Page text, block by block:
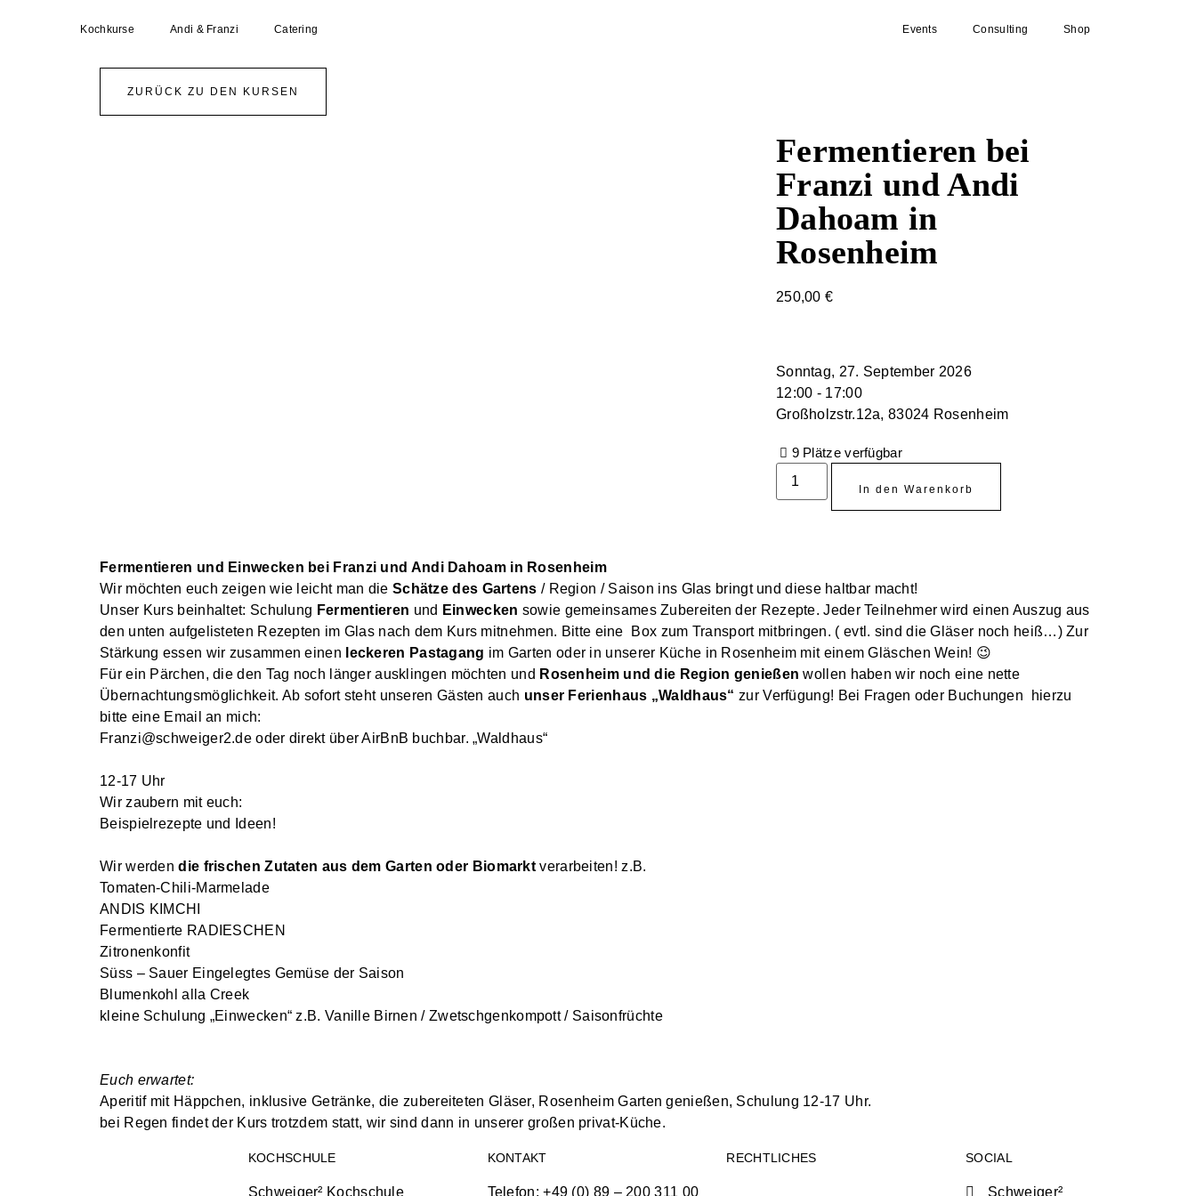
Kochkurse Andi & Franzi Catering Events Consulting Shop
ZURÜCK ZU DEN KURSEN
Fermentieren bei
Franzi und Andi
Dahoam in
Rosenheim
250,00€
Sonntag, 27. September 2026
12:00 - 17:00
Großholzstr.12a, 83024 Rosenheim
9 Plätze verfügbar
In den Warenkorb
Fermentieren und Einwecken bei Franzi und Andi Dahoam in Rosenheim
Wir möchten euch zeigen wie leicht man die Schätze des Gartens / Region / Saison ins Glas bringt und diese haltbar macht!
Unser Kurs beinhaltet: Schulung Fermentieren und Einwecken sowie gemeinsames Zubereiten der Rezepte. Jeder Teilnehmer wird einen Auszug aus
den unten aufgelisteten Rezepten im Glas nach dem Kurs mitnehmen. Bitte eine Box zum Transport mitbringen. ( evtl. sind die Gläser noch heiß…) Zur
Stärkung essen wir zusammen einen leckeren Pastagang im Garten oder in unserer Küche in Rosenheim mit einem Gläschen Wein! 😉
Für ein Pärchen, die den Tag noch länger ausklingen möchten und Rosenheim und die Region genießen wollen haben wir noch eine nette
Übernachtungsmöglichkeit. Ab sofort steht unseren Gästen auch unser Ferienhaus „Waldhaus“ zur Verfügung! Bei Fragen oder Buchungen hierzu
bitte eine Email an mich:
Franzi@schweiger2.de oder direkt über AirBnB buchbar. „Waldhaus“
12-17 Uhr
Wir zaubern mit euch:
Beispielrezepte und Ideen!
Wir werdendie frischen Zutaten aus dem Garten oder Biomarkt verarbeiten! z.B.
Tomaten-Chili-Marmelade
ANDIS KIMCHI
Fermentierte RADIESCHEN
Zitronenkonfit
Süss – Sauer Eingelegtes Gemüse der Saison
Blumenkohl alla Creek
kleine Schulung „Einwecken“ z.B. Vanille Birnen / Zwetschgenkompott / Saisonfrüchte
Euch erwartet:
Aperitif mit Häppchen, inklusive Getränke, die zubereiteten Gläser, Rosenheim Garten genießen, Schulung 12-17 Uhr.
bei Regen findet der Kurs trotzdem statt, wir sind dann in unserer großen privat-Küche.
KOCHSCHULE
Schweiger² Kochschule
KONTAKT
Telefon: +49 (0) 89 – 200 311 00
RECHTLICHES SOCIAL
Schweiger²